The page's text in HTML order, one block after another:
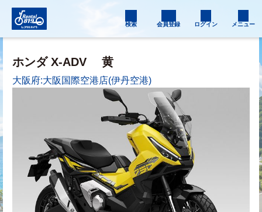
検索 会員登録 ログイン メニュー
ホンダ X-ADV 黄
大阪府:大阪国際空港店(伊丹空港)